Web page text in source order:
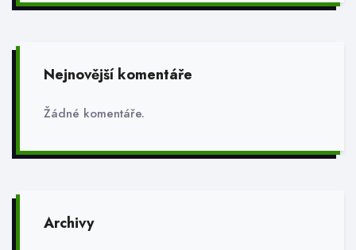
Nejnovější komentáře
Žádné komentáře.
Archivy